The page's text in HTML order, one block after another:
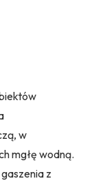
w
mgłę wodną.
z